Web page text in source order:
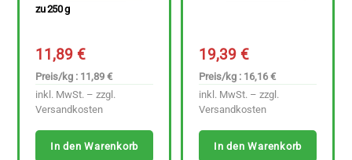
zu 250 g
11,89€
Preis/kg : 11,89 €
inkl. MwSt. – zzgl.
Versandkosten
In den Warenkorb
19,39€
Preis/kg : 16,16 €
inkl. MwSt. – zzgl.
Versandkosten
In den Warenkorb